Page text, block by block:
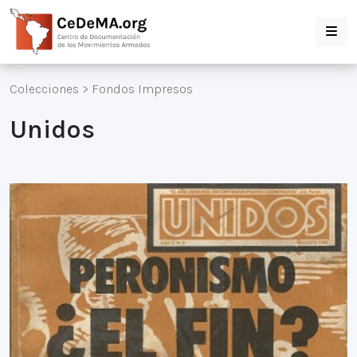
Colecciones > Fondos Impresos
Unidos